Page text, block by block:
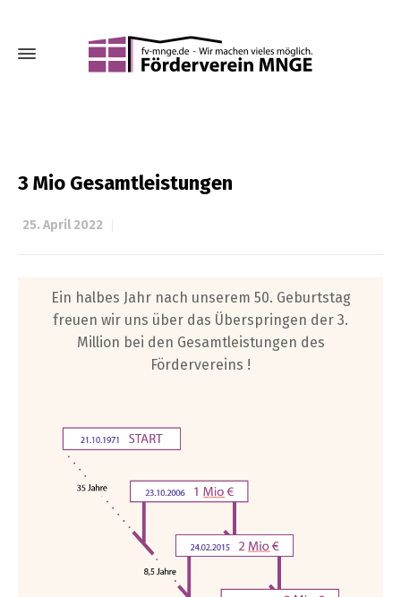
3 Mio Gesamtleistungen
25. April 2022
Ein halbes Jahr nach unserem 50. Geburtstag
freuen wir uns über das Überspringen der 3.
Million bei den Gesamtleistungen des
Fördervereins !